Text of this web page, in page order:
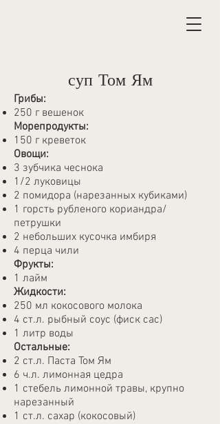
суп Том Ям
Грибы:
250 г вешенок
Морепродукты:
150 г креветок
Овощи:
3 зубчика чеснока
1/2 луковицы
2 помидора (нарезанных кубиками)
1 горсть рубленого кориандра/
петрушки
2 небольших кусочка имбиря
4 перца чили
Фрукты:
1 лайм
Жидкости:
250 мл кокосового молока
4 ст.л. рыбный соус (фиск сас)
1 литр воды
Остальные:
2 ст.л. Паста Том Ям
6 ч.л. лимонная цедра
1 стебель лимонной травы, крупно
нарезанный
1 ст.л. сахар (кокосовый)